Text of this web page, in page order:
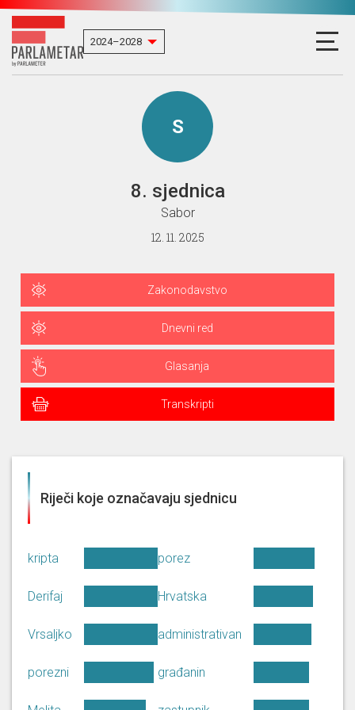
S
8. sjednica
Sabor
12. 11. 2025
Zakonodavstvo
Dnevni red
Glasanja
Transkripti
Riječi koje označavaju sjednicu
kripta
Derifaj
Vrsaljko
porezni
porez
Hrvatska
administrativan
građanin